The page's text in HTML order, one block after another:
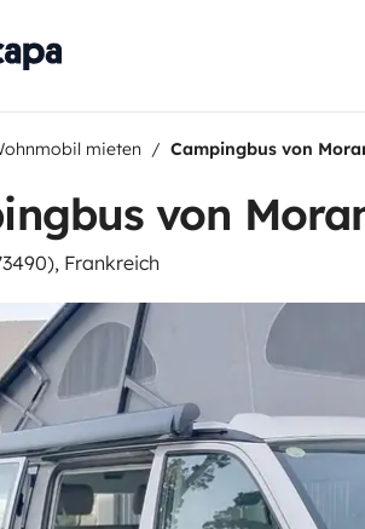
mieten Campingbus von
von
Frankreich